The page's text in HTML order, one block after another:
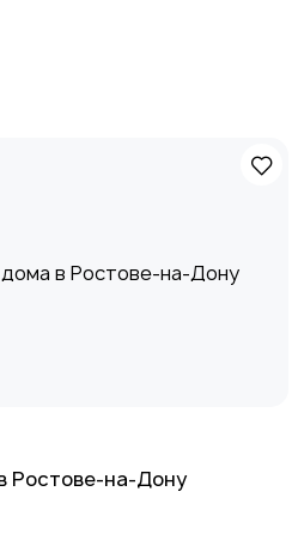
Ростове-на-Дону